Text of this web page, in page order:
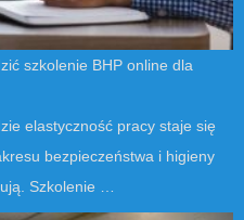
szkolenie BHP online dla
elastyczność pracy staje się
bezpieczeństwa i higieny
Szkolenie …